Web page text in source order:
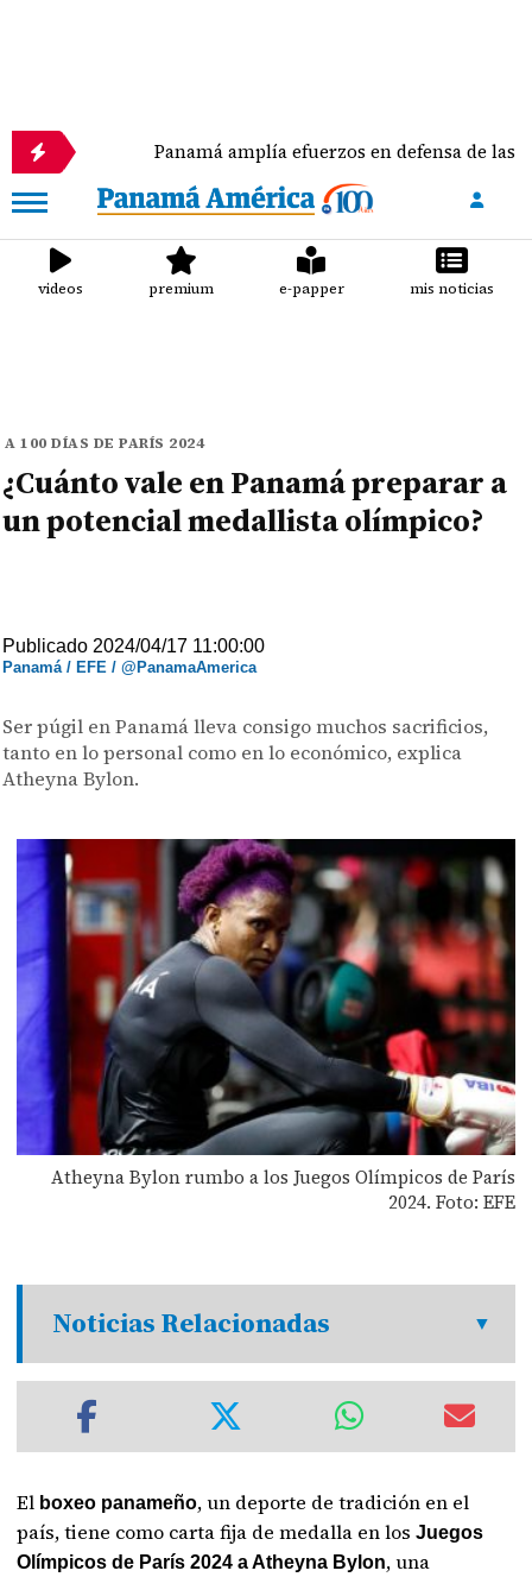
Panamá amplía efuerzos en defensa de las tortugas
videos premium e-papper mis noticias
A 100 DÍAS DE PARÍS 2024
¿Cuánto vale en Panamá preparar a
un potencial medallista olímpico?
Publicado 2024/04/17 11:00:00
Panamá / EFE / @PanamaAmerica
Ser púgil en Panamá lleva consigo muchos sacrificios,
tanto en lo personal como en lo económico, explica
Atheyna Bylon.
Atheyna Bylon rumbo a los Juegos Olímpicos de París
2024. Foto: EFE
Noticias Relacionadas
El boxeo panameño, un deporte de tradición en el
país, tiene como carta fija de medalla en losJuegos
Olímpicos de París 2024 a Atheyna Bylon, una